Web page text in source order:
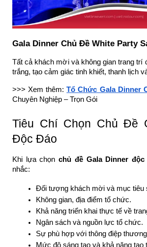
Gala Dinner Chủ Đề White Party
Tất cả khách mời và không gian trang trí
trắng, tạo cảm giác tinh khiết, thanh lịch
>>> Xem thêm:Tổ Chức Gala Dinner
Chuyên Nghiệp – Trọn Gói
Tiêu Chí Chọn Chủ Đề
Độc Đáo
Khi lựa chọnchủ đề Gala Dinner độc
nhắc:
Đối tượng khách mời và mục tiêu
Không gian, địa điểm tổ chức.
Khả năng triển khai thực tế về
Ngân sách và nguồn lực tổ chức.
Sự phù hợp với thông điệp
Mức độ sáng tạo và khả năng tạo